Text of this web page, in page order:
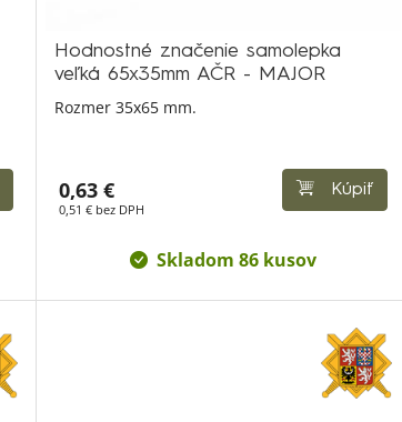
Hodnostné značenie samolepka
veľká 65x35mm AČR - MAJOR
Rozmer 35x65 mm.
0,63 €
0,51 € bez DPH
Kúpiť
Skladom 86 kusov